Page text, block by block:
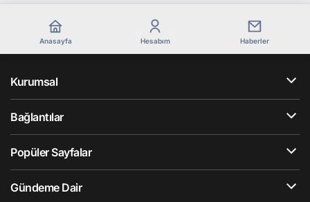
Anasayfa Hesabım Haberler
Kurumsal
Bağlantılar
Popüler Sayfalar
Gündeme Dair